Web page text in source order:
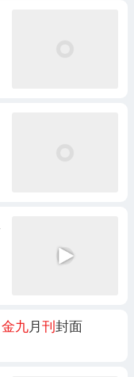
金九月 刊 封面